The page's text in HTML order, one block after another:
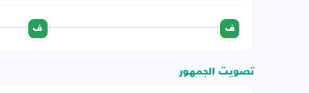
ف ف
تصويت الجمهور